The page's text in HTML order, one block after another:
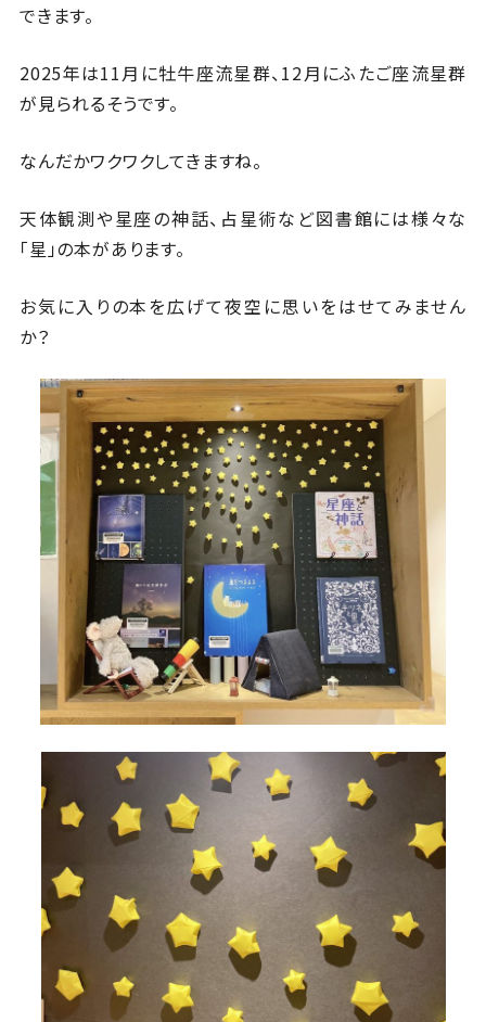
できます。
2025年は11月に牡牛座流星群、12月にふたご座流星群
が見られるそうです。
なんだかワクワクしてきますね。
天体観測や星座の神話、占星術など図書館には様々な
「星」の本があります。
お気に入りの本を広げて夜空に思いをはせてみません
か？